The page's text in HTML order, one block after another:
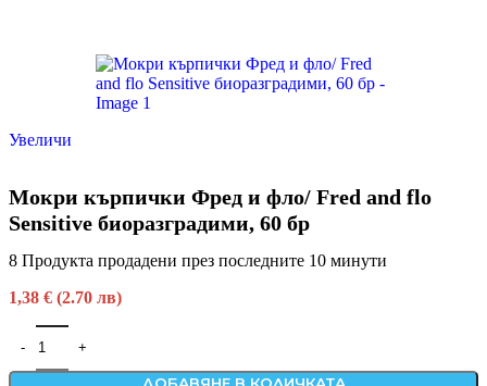
Увеличи
Мокри кърпички Фред и фло/ Fred and flo
Sensitive биоразградими, 60 бр
8 Продукта продадени през последните 10 минути
1,38 € (2.70 лв)
ДОБАВЯНЕ В КОЛИЧКАТА